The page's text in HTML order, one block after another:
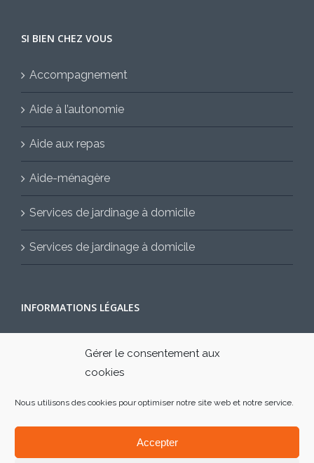
Gérer le consentement aux
cookies
Nous utilisons des cookies pour optimiser notre site web et notre service.
Accepter
SI BIEN CHEZ VOUS
Accompagnement
Aide à l’autonomie
Aide aux repas
Aide-ménagère
Services de jardinage à domicile
Services de jardinage à domicile
INFORMATIONS LÉGALES
Contactez-nous